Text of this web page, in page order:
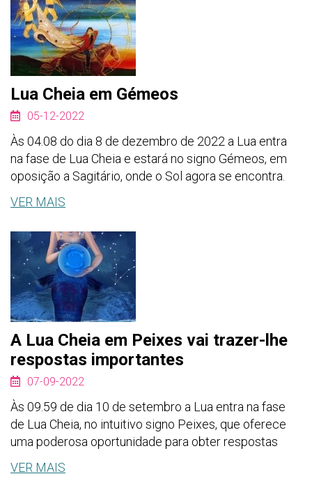
Lua Cheia em Gémeos
05-12-2022
Às 04.08 do dia 8 de dezembro de 2022 a Lua entra
na fase de Lua Cheia e estará no signo Gémeos, em
oposição a Sagitário, onde o Sol agora se encontra.
VER MAIS
A Lua Cheia em Peixes vai trazer-lhe
respostas importantes
07-09-2022
Às 09.59 de dia 10 de setembro a Lua entra na fase
de Lua Cheia, no intuitivo signo Peixes, que oferece
uma poderosa oportunidade para obter respostas
VER MAIS